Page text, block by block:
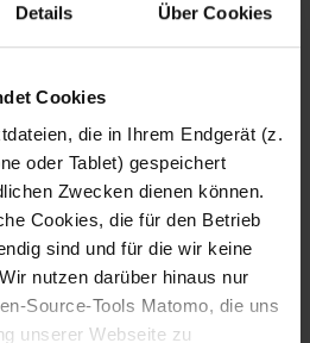
Details Über Cookies
Cookies
die in Ihrem Endgerät (z.
oder Tablet) gespeichert
Zwecken dienen können.
Cookies, die für den Betrieb
sind und für die wir keine
nutzen darüber hinaus nur
Source-Tools Matomo, die uns
unserer Webseite zu
Fotografo: Lorenz
Sternbach
Download